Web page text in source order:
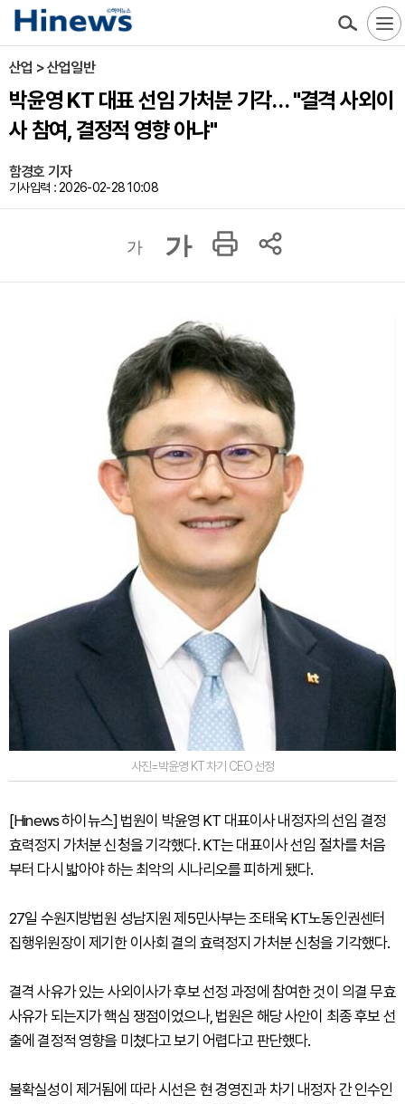
산업 > 산업일반
박윤영 KT 대표 선임 가처분 기각… "결격 사외이
사 참여, 결정적 영향 아냐"
함경호 기자
기사입력 : 2026-02-28 10:08
가 가
사진=박윤영 KT 차기 CEO 선정
[Hinews 하이뉴스] 법원이 박윤영 KT 대표이사 내정자의 선임 결정
효력정지 가처분 신청을 기각했다. KT는 대표이사 선임 절차를 처음
부터 다시 밟아야 하는 최악의 시나리오를 피하게 됐다.
27일 수원지방법원 성남지원 제5민사부는 조태욱 KT노동인권센터
집행위원장이 제기한 이사회 결의 효력정지 가처분 신청을 기각했다.
결격 사유가 있는 사외이사가 후보 선정 과정에 참여한 것이 의결 무효
사유가 되는지가 핵심 쟁점이었으나, 법원은 해당 사안이 최종 후보 선
출에 결정적 영향을 미쳤다고 보기 어렵다고 판단했다.
불확실성이 제거됨에 따라 시선은 현 경영진과 차기 내정자 간 인수인